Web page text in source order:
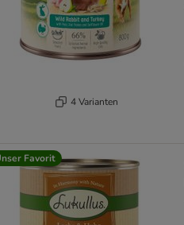
4 Varianten
Favorit